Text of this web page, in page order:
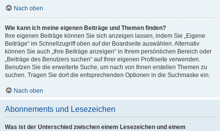
Nach oben
Wie kann ich meine eigenen Beiträge und Themen finden?
Ihre eigenen Beiträge können Sie sich anzeigen lassen, indem Sie „Eigene
Beiträge“ im Schnellzugriff oben auf der Boardseite auswählen. Alternativ
können Sie auch „Ihre Beiträge anzeigen“ in Ihrem persönlichen Bereich oder
„Beiträge des Benutzers suchen“ auf Ihrer eigenen Profilseite verwenden.
Benutzen Sie die erweiterte Suche, um nach von Ihnen erstellen Themen zu
suchen. Tragen Sie dort die entsprechenden Optionen in die Suchmaske ein.
Nach oben
Abonnements und Lesezeichen
Was ist der Unterschied zwischen einem Lesezeichen und einem